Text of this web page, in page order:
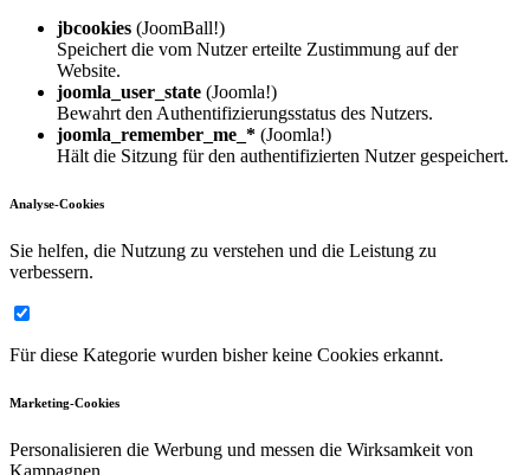
jbcookies (JoomBall!)
Speichert die vom Nutzer erteilte Zustimmung auf der
Website.
joomla_user_state (Joomla!)
Bewahrt den Authentifizierungsstatus des Nutzers.
joomla_remember_me_* (Joomla!)
Hält die Sitzung für den authentifizierten Nutzer gespeichert.
Analyse-Cookies
Sie helfen, die Nutzung zu verstehen und die Leistung zu
verbessern.
Für diese Kategorie wurden bisher keine Cookies erkannt.
Marketing-Cookies
Personalisieren die Werbung und messen die Wirksamkeit von
Kampagnen.